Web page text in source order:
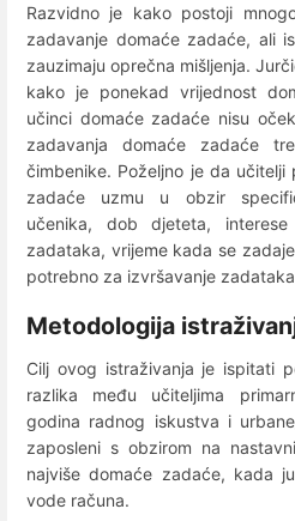
Razvidno je kako postoji
zadavanje domaće zadaće, ali
zauzimaju oprečna mišljenja.
kako je ponekad vrijednost
učinci domaće zadaće nisu
zadavanja domaće zadaće
čimbenike. Poželjno je da
zadaće uzmu u obzir
učenika, dob djeteta,
zadataka, vrijeme kada se
potrebno za izvršavanje
Metodologija
Cilj ovog istraživanja je ispitati
razlika među učiteljima
godina radnog iskustva i
zaposleni s obzirom na
najviše domaće zadaće, kada
vode računa.